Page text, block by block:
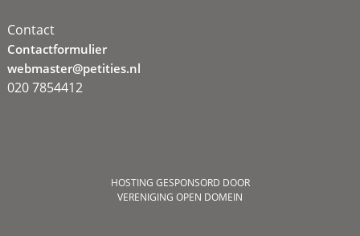
Contact
Contactformulier
webmaster@petities.nl
020 7854412
HOSTING GESPONSORD DOOR
VERENIGING OPEN DOMEIN